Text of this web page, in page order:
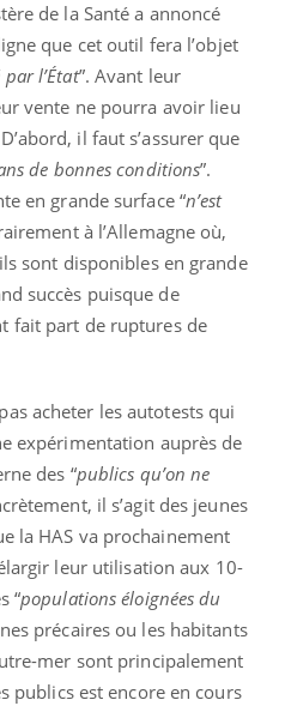
de la Santé a annoncé
que cet outil fera l’objet
l’État”. Avant leur
vente ne pourra avoir lieu
il faut s’assurer que
de bonnes conditions”.
en grande surface “n’est
à l’Allemagne où,
sont disponibles en grande
succès puisque de
fait part de ruptures de
acheter les autotests qui
expérimentation auprès de
des “publics qu’on ne
il s’agit des jeunes
la HAS va prochainement
leur utilisation aux 10-
“populations éloignées du
précaires ou les habitants
mer sont principalement
publics est encore en cours